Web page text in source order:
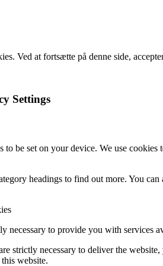
Ved at fortsætte på denne side,
Settings
to be set on your device. We use
headings to find out more. You
necessary to provide you with services
strictly necessary to deliver the
website.